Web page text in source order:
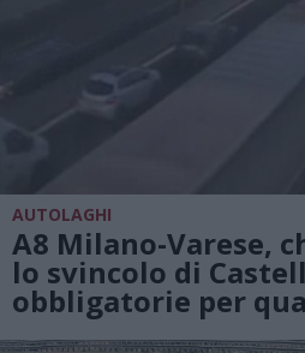
AUTOLAGHI
A8 Milano-Varese,
lo svincolo di
obbligatorie per